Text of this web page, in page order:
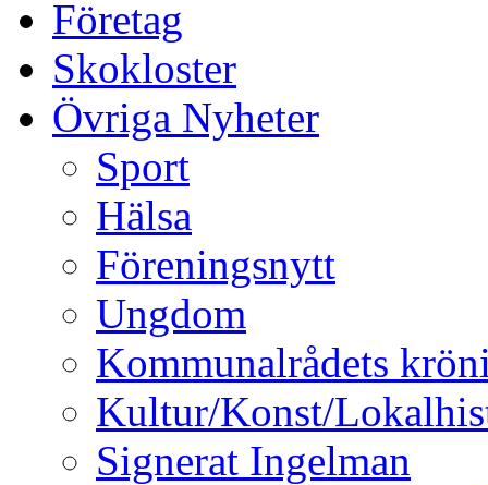
Företag
Skokloster
Övriga Nyheter
Sport
Hälsa
Föreningsnytt
Ungdom
Kommunalrådets
Kultur/Konst/
Signerat Ingelman